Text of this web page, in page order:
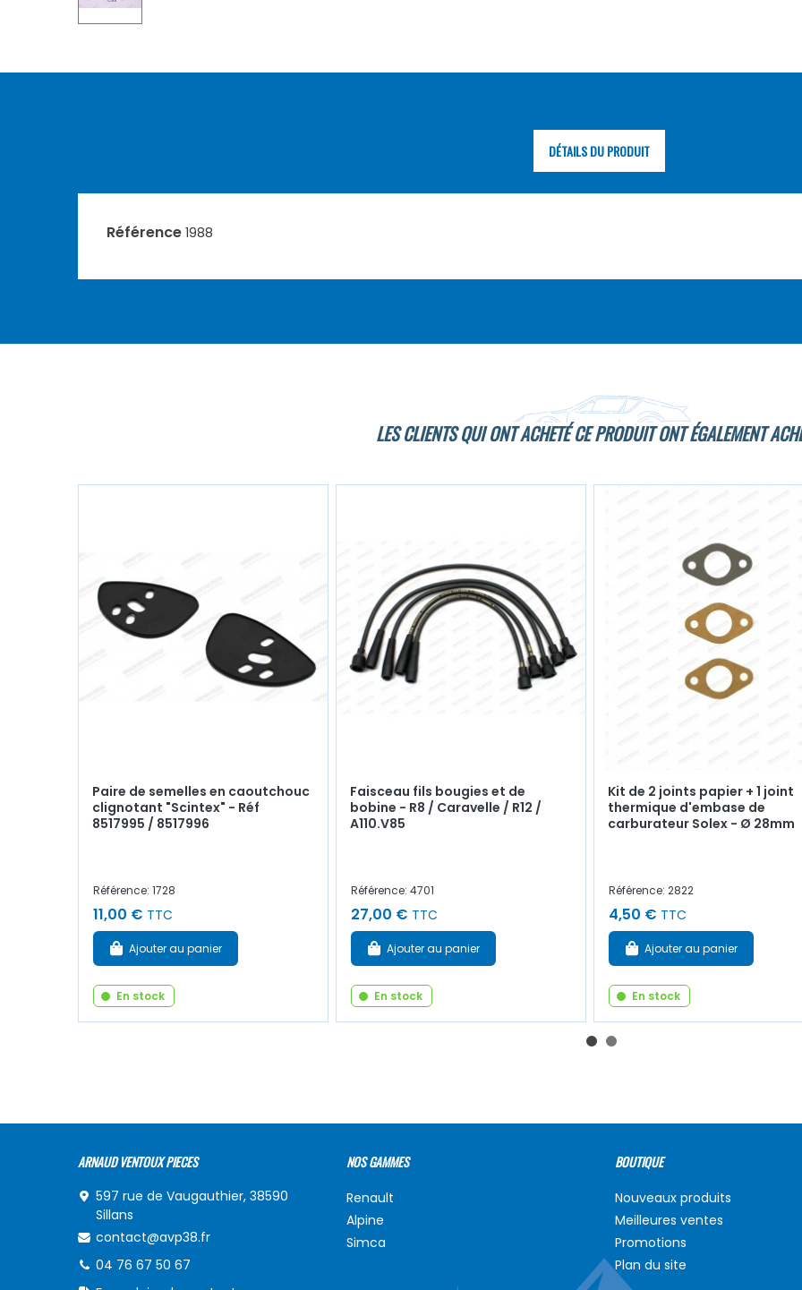
DÉTAILS DU PRODUIT
Référence 1988
LES CLIENTS QUI ONT ACHETÉ CE PRODUIT ONT ÉGALEMENT
Paire de semelles en caoutchouc
clignotant "Scintex" - Réf
8517995 / 8517996
Référence: 1728
11,00 € TTC
Ajouter au panier
En stock
Faisceau fils bougies et de
bobine - R8 / Caravelle / R12 /
A110.V85
Référence: 4701
27,00 € TTC
Ajouter au panier
En stock
Kit de 2 joints papier + 1 joint
thermique d'embase de
carburateur Solex - Ø 28mm
Référence: 2822
4,50 € TTC
Ajouter au panier
En stock
ARNAUD VENTOUX PIECES
597 rue de Vaugauthier, 38590
Sillans
contact@avp38.fr
04 76 67 50 67
NOS GAMMES
Renault
Alpine
Simca
BOUTIQUE
Nouveaux produits
Meilleures ventes
Promotions
Plan du site